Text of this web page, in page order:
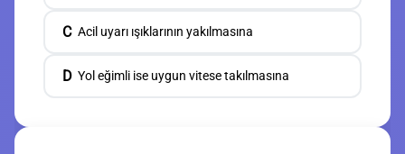
C Acil uyarı ışıklarının yakılmasına
D Yol eğimli ise uygun vitese takılmasına